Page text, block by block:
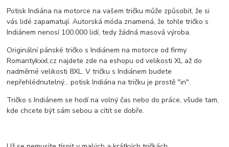
Potisk Indiána na motorce na vašem tričku může způsobit, že si
vás lidé zapamatují. Autorská móda znamená, že tohle tričko s
Indiánem nenosí 100.000 lidí, tedy žádná masová výroba.
Originální pánské tričko s Indiánem na motorce od firmy
Romantykxxl.cz najdete zde na eshopu od velikosti XL až do
nadměrné velikosti 8XL. V tričku s Indiánem budete
nepřehlédnutelný... potisk Indiána na tričku je prostě "in".
Tričko s Indiánem se hodí na volný čas nebo do práce, všude tam,
kde chcete být sám sebou a cítit se dobře.